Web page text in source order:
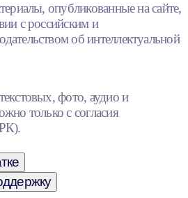
опубликованные на сайте,
с российским и
об интеллектуальной
фото, аудио и
только с согласия